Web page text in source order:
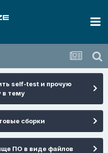
self-test и прочую
в тему
сборки
ПО в виде файлов